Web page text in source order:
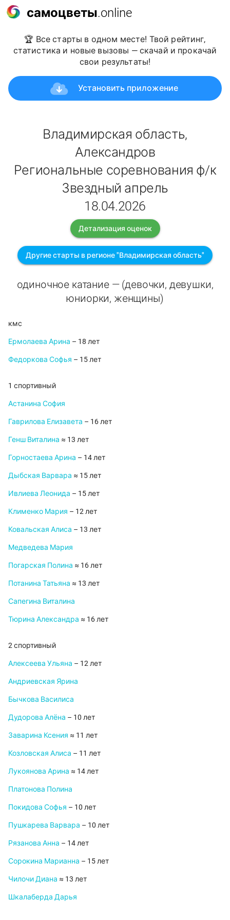
самоцветы.online
🏆 Все старты в одном месте! Твой рейтинг,
статистика и новые вызовы — скачай и прокачай
свои результаты!
Установить приложение
Владимирская область,
Александров
Региональные соревнования ф/к
Звездный апрель
18.04.2026
Детализация оценок
Другие старты в регионе "Владимирская область"
одиночное катание — (девочки, девушки,
юниорки, женщины)
кмс
Ермолаева Арина – 18 лет
Федоркова Софья – 15 лет
1 спортивный
Астанина София
Гаврилова Елизавета – 16 лет
Генш Виталина ≈ 13 лет
Горностаева Арина – 14 лет
Дыбская Варвара ≈ 15 лет
Ивлиева Леонида – 15 лет
Клименко Мария – 12 лет
Ковальская Алиса – 13 лет
Медведева Мария
Погарская Полина ≈ 16 лет
Потанина Татьяна ≈ 13 лет
Сапегина Виталина
Тюрина Александра ≈ 16 лет
2 спортивный
Алексеева Ульяна – 12 лет
Андриевская Ярина
Бычкова Василиса
Дудорова Алёна – 10 лет
Заварина Ксения ≈ 11 лет
Козловская Алиса – 11 лет
Лукоянова Арина ≈ 14 лет
Платонова Полина
Покидова Софья – 10 лет
Пушкарева Варвара – 10 лет
Рязанова Анна – 14 лет
Сорокина Марианна – 15 лет
Чилочи Диана ≈ 13 лет
Шкалаберда Дарья